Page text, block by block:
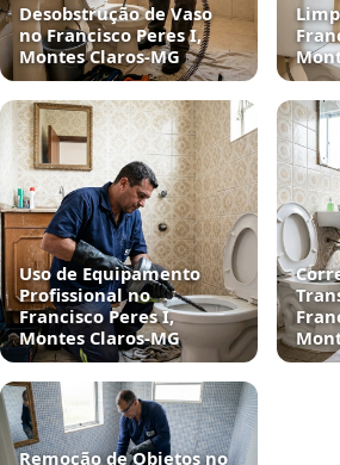
Desobstrução de Vaso
no Francisco Peres I,
Montes Claros‑MG
Uso de Equipamento
Profissional no
Francisco Peres I,
Montes Claros‑MG
Remoção de Objetos no